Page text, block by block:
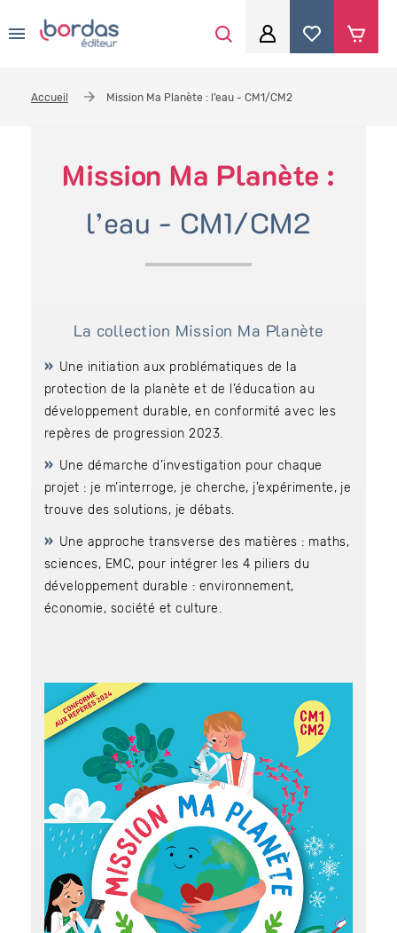
Je me connecte
Téléchargez des ressources gratuites
Accueil Mission Ma Planète : l’eau - CM1/CM2
Mission Ma Planète :
l’eau - CM1/CM2
La collection Mission Ma Planète
Une initiation aux problématiques de la
protection de la planète et de l’éducation au
développement durable, en conformité avec les
repères de progression 2023.
Une démarche d’investigation pour chaque
projet : je m’interroge, je cherche, j’expérimente, je
trouve des solutions, je débats.
Une approche transverse des matières : maths,
sciences, EMC, pour intégrer les 4 piliers du
développement durable : environnement,
économie, société et culture.